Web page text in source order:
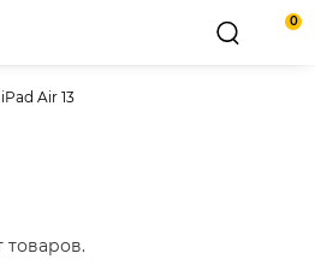
0
iPad Air 13
товаров.